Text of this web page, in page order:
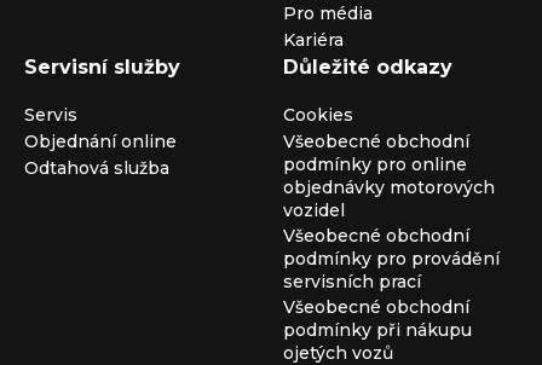
Pro média
Kariéra
Servisní služby
Servis
Objednání online
Odtahová služba
Důležité odkazy
Cookies
Všeobecné obchodní
podmínky pro online
objednávky motorových
vozidel
Všeobecné obchodní
podmínky pro provádění
servisních prací
Všeobecné obchodní
podmínky při nákupu
ojetých vozů